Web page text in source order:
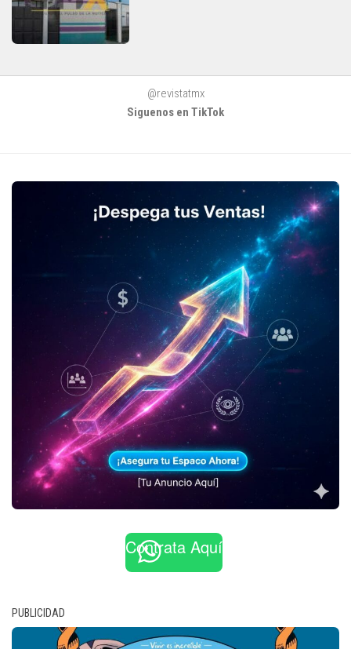
@revistatmx
Siguenos en TikTok
Contrata Aquí
PUBLICIDAD